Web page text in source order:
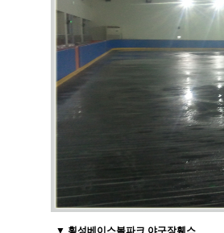
▼ 횡성베이스볼파크 야구장휀스